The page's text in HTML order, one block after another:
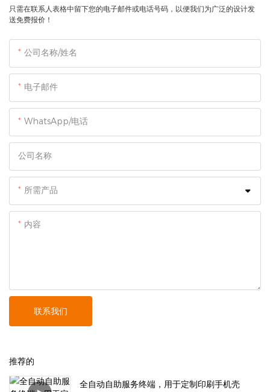
只需在联系人表格中留下您的电子邮件或电话号码，以便我们为广泛的设计发
送免费报价！
公司名称/姓名
电子邮件
WhatsApp/电话
公司名称
所需产品
内容
联系我们
推荐的
全自动自助服务终端，用于定制印刷手机壳